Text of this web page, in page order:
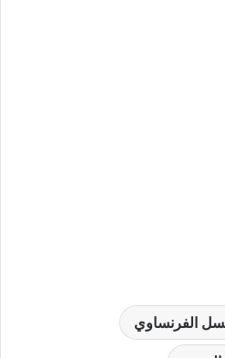
الفرنساوي